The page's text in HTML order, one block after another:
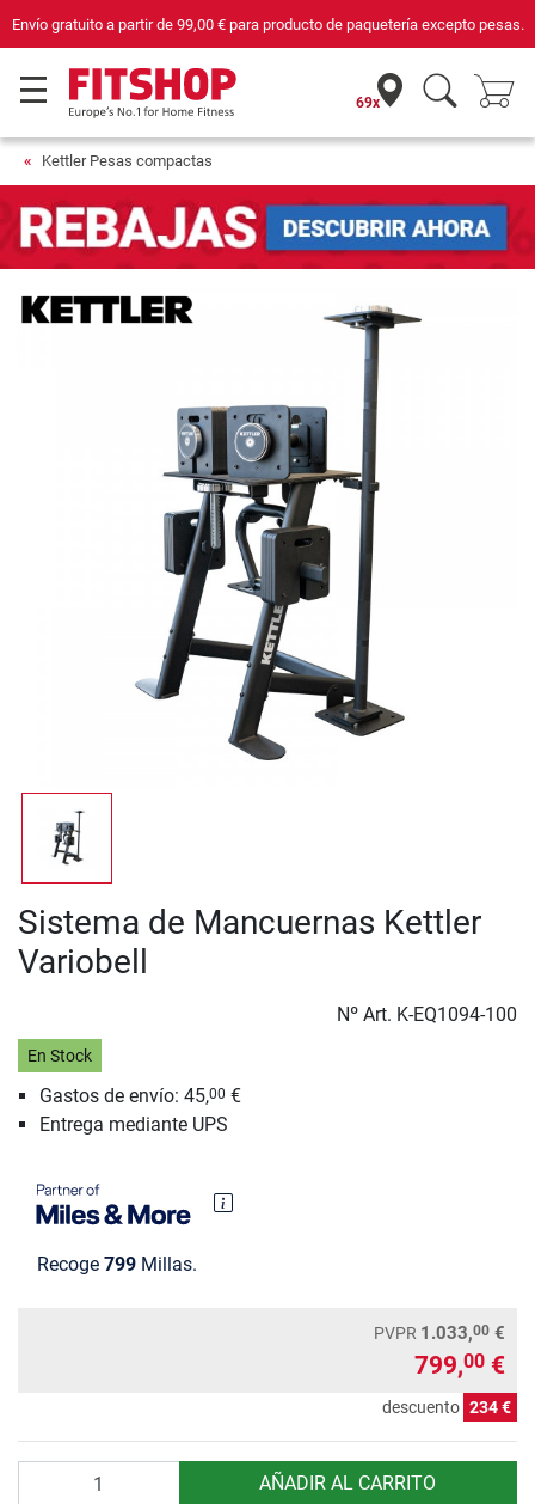
Envío gratuito a partir de 99,00 €para producto de paquetería excepto pesas.
69x
Kettler Pesas compactas
Sistema de Mancuernas Kettler
Variobell
Nº Art. K-EQ1094-100
En Stock
Gastos de envío: 45,00 €
Entrega mediante UPS
Recoge 799 Millas.
PVPR 1.033,00 €
799,00 €
descuento 234 €
AÑADIR AL CARRITO